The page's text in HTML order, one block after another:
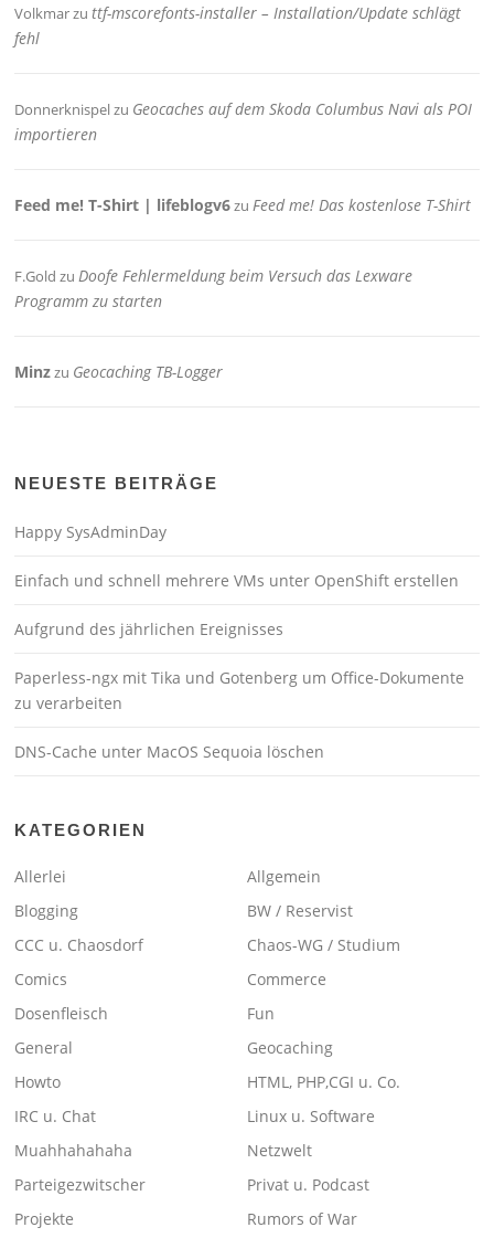
Volkmarzuttf-mscorefonts-installer – Installation/Update schlägt
fehl
Donnerknispelzu Geocaches auf dem Skoda Columbus Navi als POI
importieren
Feed me! T-Shirt | lifeblogv6zuFeed me! Das kostenlose T-Shirt
F.Gold zuDoofe Fehlermeldung beim Versuch das Lexware
Programm zu starten
Minzzu Geocaching TB-Logger
NEUESTE BEITRÄGE
Happy SysAdminDay
Einfach und schnell mehrere VMs unter OpenShift erstellen
Aufgrund des jährlichen Ereignisses
Paperless-ngx mit Tika und Gotenberg um Office-Dokumente
zu verarbeiten
DNS-Cache unter MacOS Sequoia löschen
KATEGORIEN
Allerlei
Allgemein
Blogging
BW / Reservist
CCC u. Chaosdorf
Chaos-WG / Studium
Comics
Commerce
Dosenfleisch
Fun
General
Geocaching
Howto
HTML, PHP,CGI u. Co.
IRC u. Chat
Linux u. Software
Muahhahahaha
Netzwelt
Parteigezwitscher
Privat u. Podcast
Projekte
Rumors of War